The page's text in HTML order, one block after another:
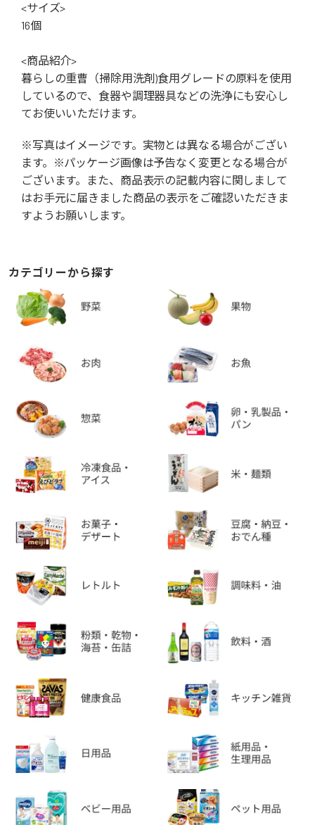
<サイズ>
16個
<商品紹介>
暮らしの重曹（掃除用洗剤)食用グレードの原料を使用
しているので、食器や調理器具などの洗浄にも安心し
てお使いいただけます。
※写真はイメージです。実物とは異なる場合がござい
ます。※パッケージ画像は予告なく変更となる場合が
ございます。また、商品表示の記載内容に関しまして
はお手元に届きました商品の表示をご確認いただきま
すようお願いします。
カテゴリーから探す